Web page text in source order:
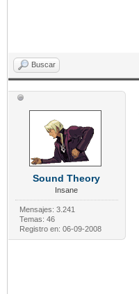
Buscar
Sound Theory
Insane
Mensajes: 3.241
Temas: 46
Registro en: 06-09-2008